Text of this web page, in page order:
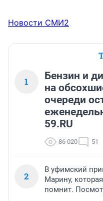
Новости СМИ2
1
Бензин и
на
очереди
59.RU
86 020 51
2
В уфимский
Марину,
помнит.